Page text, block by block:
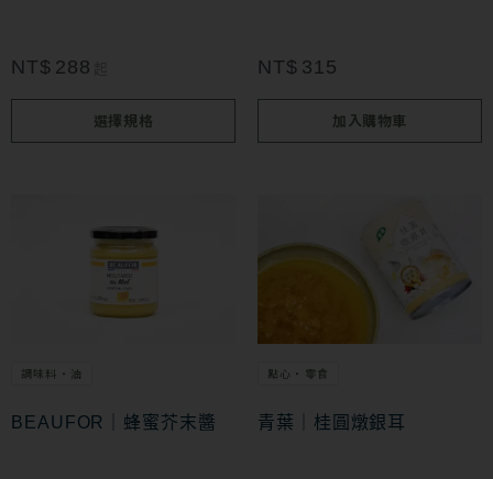
NT$ 288
選擇規格
可
項
NT$ 315
加入購物車
調味料・油
BEAUFOR｜蜂蜜芥末醬
點心・零食
青葉｜桂圓燉銀耳
產
品
多
種
款